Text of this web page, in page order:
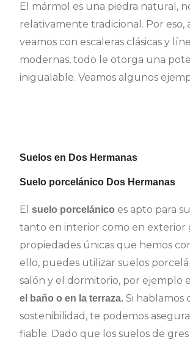
El mármol es una piedra natural,
relativamente tradicional. Por eso,
veamos con escaleras clásicas y
modernas, todo le otorga una
inigualable. Veamos algunos
Suelos en Dos Hermanas
Suelo porcelánico Dos Hermanas
Elsuelo porcelánico es apto para
tanto en interior como en exterior
propiedades únicas que hemos
ello, puedes utilizar suelos
salón y el dormitorio, por ejemplo
el baño o en la terraza. Si hablamos
sostenibilidad, te podemos
fiable. Dado que los suelos de